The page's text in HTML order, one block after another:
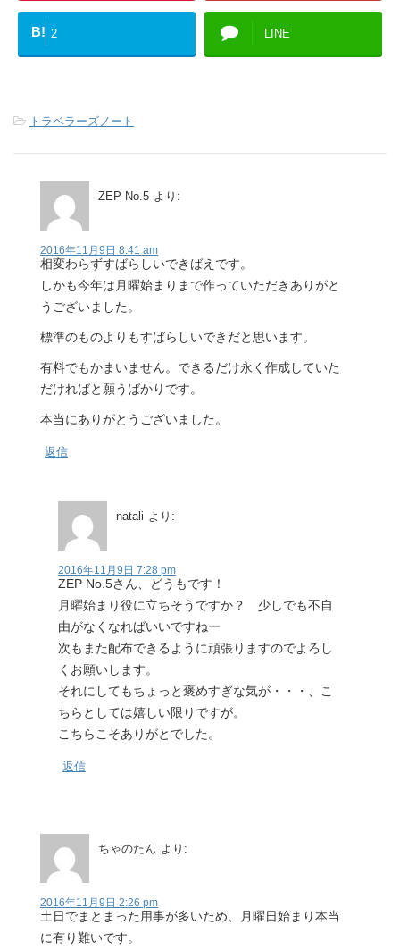
B! 2 LINE
- トラベラーズノート
ZEP No.5 より:
2016年11月9日 8:41 am
相変わらずすばらしいできばえです。
しかも今年は月曜始まりまで作っていただきありがと
うございました。
標準のものよりもすばらしいできだと思います。
有料でもかまいません。できるだけ永く作成していた
だければと願うばかりです。
本当にありがとうございました。
返信
natali より:
2016年11月9日 7:28 pm
ZEP No.5さん、どうもです！
月曜始まり役に立ちそうですか？ 少しでも不自
由がなくなればいいですねー
次もまた配布できるように頑張りますのでよろし
くお願いします。
それにしてもちょっと褒めすぎな気が・・・、こ
ちらとしては嬉しい限りですが。
こちらこそありがとでした。
返信
ちゃのたん より:
2016年11月9日 2:26 pm
土日でまとまった用事が多いため、月曜日始まり本当
に有り難いです。